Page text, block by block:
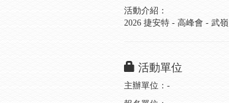
活動介紹：
2026 捷安特 - 高峰會 - 武嶺
活動單位
主辦單位：-